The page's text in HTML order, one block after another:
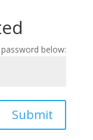
below:
Submit